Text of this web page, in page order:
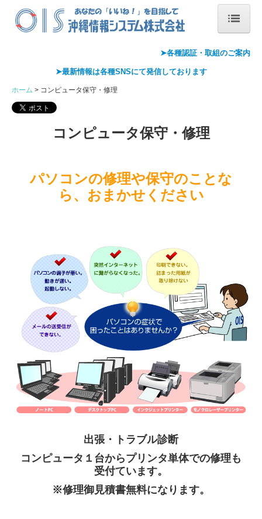
情報セキュリティ基本方針
ISMS取得
健康経営
各種SNS
取扱商品
ガス会社さま 支援システム
栄養士さま 支援システム
パソコン 修理・保守
CoDMON（コドモン）
複合機・セキュリティ対策
OISモバイルサポート
➤各種認証・ 取組のご案内
➤最新情報は各種SNSにて発信しております
ホーム コンピュータ保守・修理
コンピュータ保守・修理
パソコンの修理や保守のことな
ら、おまかせください
出張・トラブル診断
コンピュータ１台からプリンタ単体での修理も
受付ています。
※修理御見積書無料になります。